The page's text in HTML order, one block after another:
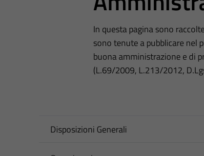
In questa pagina sono
sono tenute a pubblicare nel
buona amministrazione e di
(L.69/2009, L.213/2012,
Disposizioni Generali